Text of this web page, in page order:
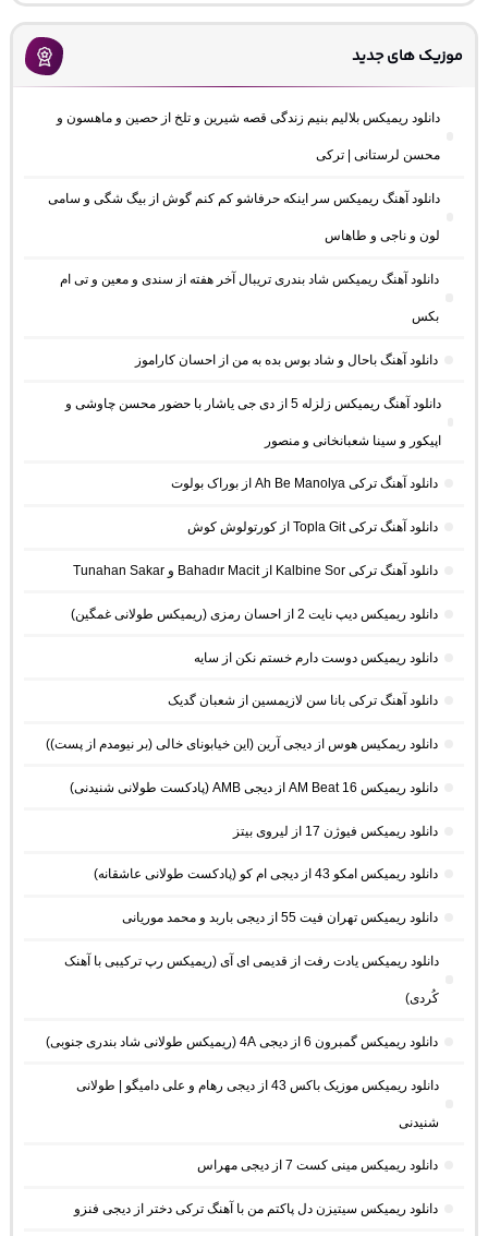
موزیک های جدید
دانلود ریمیکس بلالیم بنیم زندگی قصه شیرین و تلخ از حصین و ماهسون و
محسن لرستانی | ترکی
دانلود آهنگ ریمیکس سر اینکه حرفاشو کم کنم گوش از بیگ شگی و سامی
لون و ناجی و طاهاس
دانلود آهنگ ریمیکس شاد بندری تریبال آخر هفته از سندی و معین و تی ام
بکس
دانلود آهنگ باحال و شاد بوس بده به من از احسان کاراموز
دانلود آهنگ ریمیکس زلزله 5 از دی جی یاشار با حضور محسن چاوشی و
اپیکور و سینا شعبانخانی و منصور
دانلود آهنگ ترکی Ah Be Manolya از بوراک بولوت
دانلود آهنگ ترکی Topla Git از کورتولوش کوش
دانلود آهنگ ترکی Kalbine Sor از Bahadır Macit و Tunahan Sakar
دانلود ریمیکس دیپ نایت 2 از احسان رمزی (ریمیکس طولانی غمگین)
دانلود ریمیکس دوست دارم خستم نکن از سایه
دانلود آهنگ ترکی بانا سن لازیمسین از شعبان گدیک
دانلود ریمکیس هوس از دیجی آرین (این خیابونای خالی (بر نیومدم از پست))
دانلود ریمیکس AM Beat 16 از دیجی AMB (پادکست طولانی شنیدنی)
دانلود ریمیکس فیوژن 17 از لیروی بیتز
دانلود ریمیکس امکو 43 از دیجی ام کو (پادکست طولانی عاشقانه)
دانلود ریمیکس تهران فیت 55 از دیجی باربد و محمد موریانی
دانلود ریمیکس یادت رفت از قدیمی ای آی (ریمیکس رپ ترکیبی با آهنک
کُردی)
دانلود ریمیکس گمبرون 6 از دیجی 4A (ریمیکس طولانی شاد بندری جنوبی)
دانلود ریمیکس موزیک باکس 43 از دیجی رهام و علی دامیگو | طولانی
شنیدنی
دانلود ریمیکس مینی کست 7 از دیجی مهراس
دانلود ریمیکس سیتیزن دل پاکتم من با آهنگ ترکی دختر از دیجی فنزو